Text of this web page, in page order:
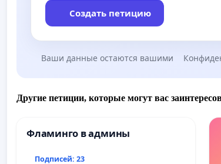
Создать петицию
Ваши данные остаются вашими
Другие петиции, которые могут вас
Фламинго в админы
Подписей: 23